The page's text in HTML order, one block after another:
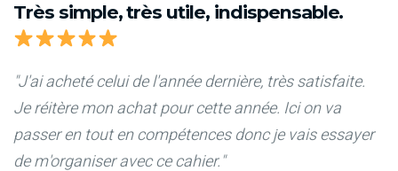
Très simple, très utile, indispensable.
"J'ai acheté celui de l'année dernière, très satisfaite.
Je réitère mon achat pour cette année. Ici on va
passer en tout en compétences donc je vais essayer
de m'organiser avec ce cahier."